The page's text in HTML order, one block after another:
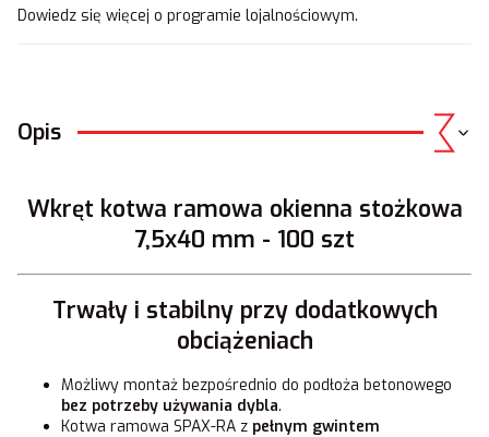
Dowiedz się więcej o programie lojalnościowym.
Opis
Wkręt kotwa ramowa okienna stożkowa
7,5x40 mm - 100 szt
Trwały i stabilny przy dodatkowych
obciążeniach
Możliwy montaż bezpośrednio do podłoża betonowego
bez potrzeby używania dybla.
Kotwa ramowa SPAX-RA z pełnym gwintem